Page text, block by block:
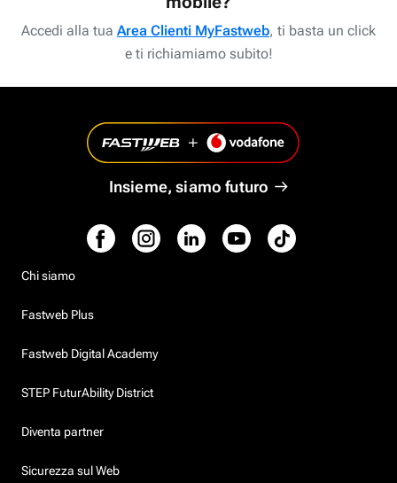
Accedi alla tua Area Clienti MyFastweb, ti basta un click
e ti richiamiamo subito!
Insieme, siamo futuro
Chi siamo
Fastweb Plus
Fastweb Digital Academy
STEP FuturAbility District
Diventa partner
Sicurezza sul Web